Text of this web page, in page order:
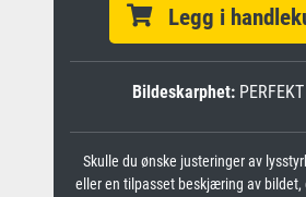
Legg i
Bildeskarphet:PERFEKT
Skulle du ønske justeringer av
eller en tilpasset beskjæring av bildet,